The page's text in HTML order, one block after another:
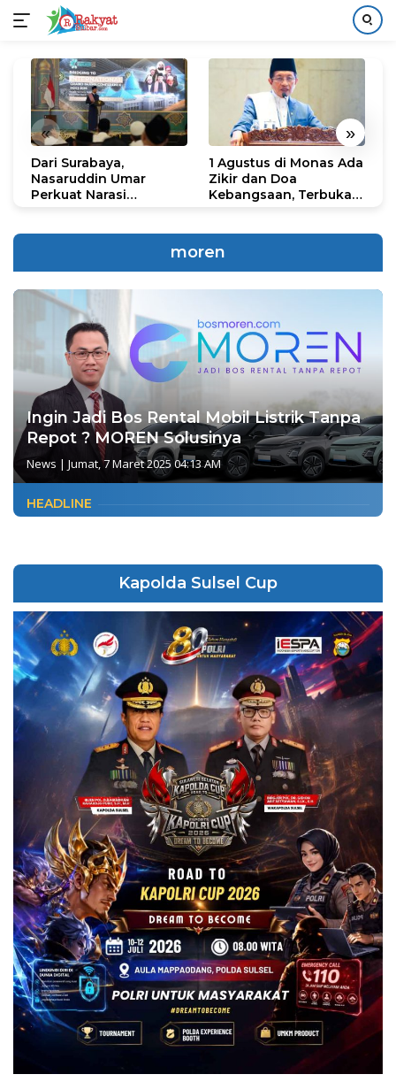
konten
« »
Dari Surabaya,
Nasaruddin Umar
Perkuat Narasi
1 Agustus di Monas Ada
Zikir dan Doa
Kebangsaan, Terbuka
moren
Ingin Jadi Bos Rental Mobil Listrik Tanpa
Repot ? MOREN Solusinya
News | Jumat, 7 Maret 2025 04:13 AM
HEADLINE
Kapolda Sulsel Cup